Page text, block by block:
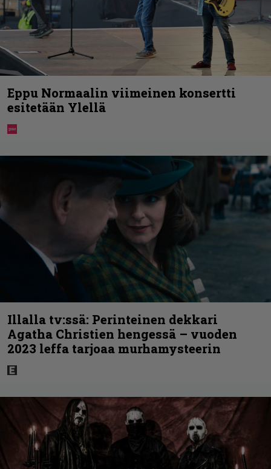
Eppu Normaalin viimeinen konsertti
esitetään Ylellä
Illalla tv:ssä: Perinteinen dekkari
Agatha Christien hengessä – vuoden
2023 leffa tarjoaa murhamysteerin